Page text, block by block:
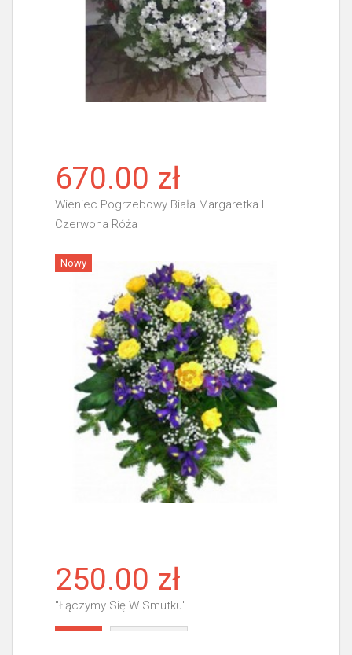
670.00 zł
Wieniec Pogrzebowy Biała Margaretka I
Czerwona Róża
Więcej
Nowy
250.00 zł
"Łączymy Się W Smutku"